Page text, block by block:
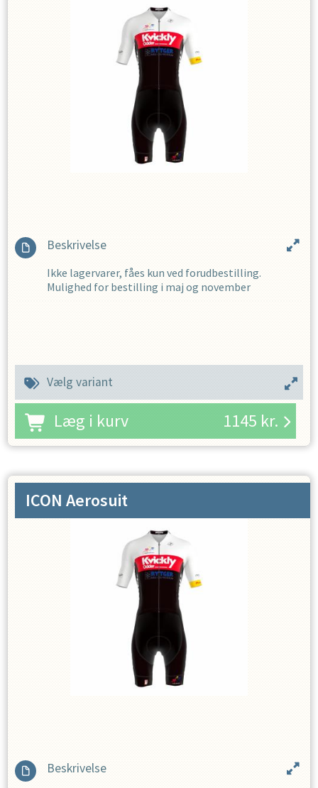
Beskrivelse
Ikke lagervarer, fåes kun ved forudbestilling.
Mulighed for bestilling i maj og november
Læg i kurv 1145 kr.
Vælg variant
ICON Aerosuit
Beskrivelse